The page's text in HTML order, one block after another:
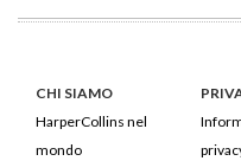
CHI SIAMO
HarperCollins nel
mondo